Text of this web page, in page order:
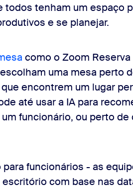
todos tenham um espaço
e se planejar.
como o Zoom
uma mesa perto
encontrem um lugar
até usar a IA para
funcionário, ou perto
funcionários - as
com base nas